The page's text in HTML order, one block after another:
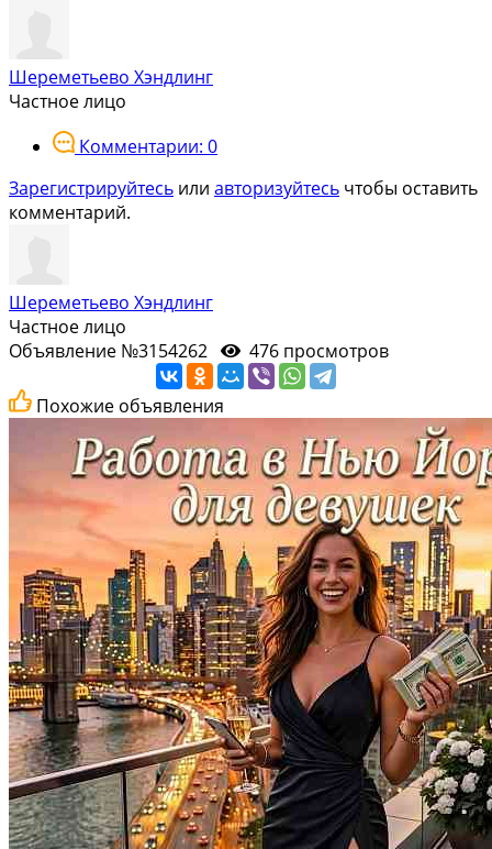
Шереметьево Хэндлинг
Частное лицо
Комментарии: 0
Зарегистрируйтесь или авторизуйтесь чтобы оставить
комментарий.
Шереметьево Хэндлинг
Частное лицо
Объявление №3154262
476 просмотров
Похожие объявления